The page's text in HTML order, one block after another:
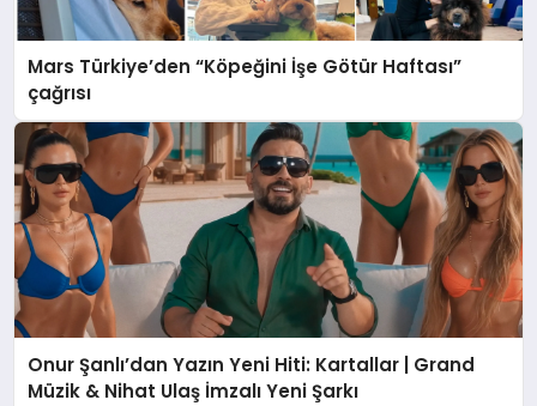
Mars Türkiye’den “Köpeğini İşe Götür Haftası”
çağrısı
Onur Şanlı’dan Yazın Yeni Hiti: Kartallar | Grand
Müzik & Nihat Ulaş İmzalı Yeni Şarkı